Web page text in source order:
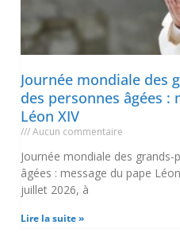
Journée mondiale des
des personnes âgées :
Léon XIV
Aucun commentaire
Journée mondiale des
âgées : message du pape
juillet 2026, à
Lire la suite »